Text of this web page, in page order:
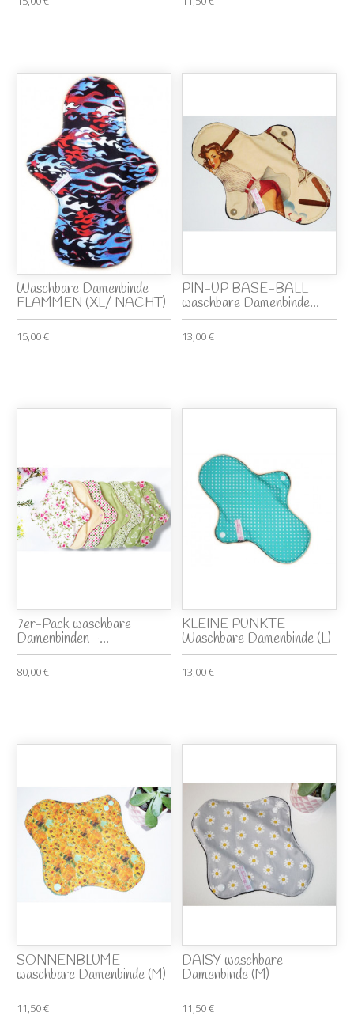
Waschbare Damenbinde
FLAMMEN (XL/ NACHT)
15,00 €
PIN-UP BASE-BALL
waschbare Damenbinde...
13,00 €
7er-Pack waschbare
Damenbinden -...
80,00 €
KLEINE PUNKTE
Waschbare Damenbinde (L)
13,00 €
SONNENBLUME
waschbare Damenbinde (M)
11,50 €
DAISY waschbare
Damenbinde (M)
11,50 €